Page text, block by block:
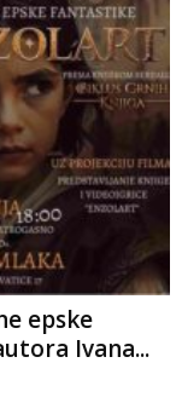
epske
Ivana...